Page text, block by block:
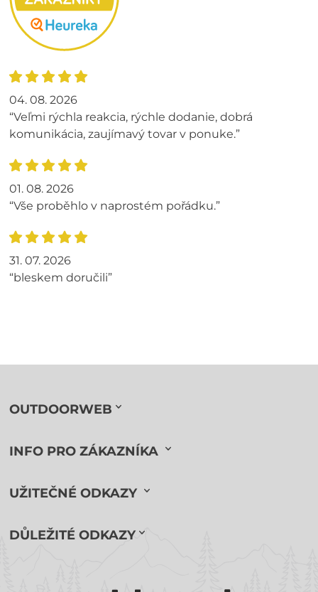
04. 08. 2026
“Veľmi rýchla reakcia, rýchle dodanie, dobrá
komunikácia, zaujímavý tovar v ponuke.”
01. 08. 2026
“Vše proběhlo v naprostém pořádku.”
31. 07. 2026
“bleskem doručili”
OUTDOORWEB
INFO PRO ZÁKAZNÍKA
UŽITEČNÉ ODKAZY
DŮLEŽITÉ ODKAZY